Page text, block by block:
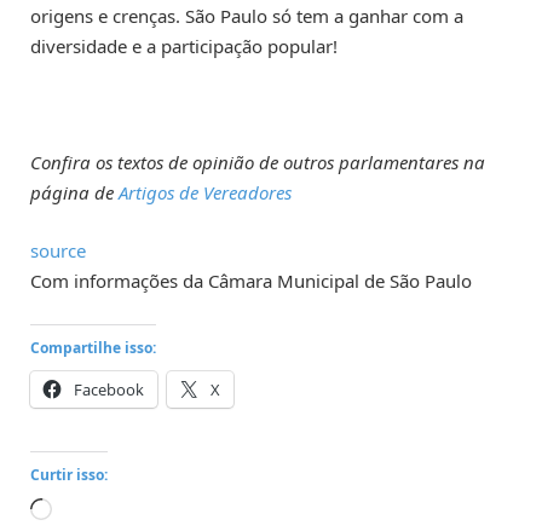
origens e crenças. São Paulo só tem a ganhar com a
diversidade e a participação popular!
Confira os textos de opinião de outros parlamentares na
página deArtigos de Vereadores
source
Com informações da Câmara Municipal de São Paulo
Compartilhe isso:
Facebook X
Curtir isso:
Carregando...